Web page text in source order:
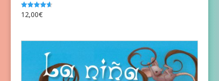
Valorado
con
12,00€